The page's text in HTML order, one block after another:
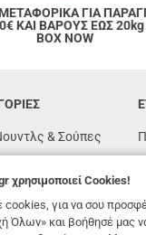
ΓΙΑ
ΒΑΡΟΥΣ ΕΩΣ 20kg ΜΕ ΤΗΝ
BOX NOW
& Σούπες
χρησιμοποιεί Cookies!
cookies, για να σου
Όλων» και βοήθησέ μας